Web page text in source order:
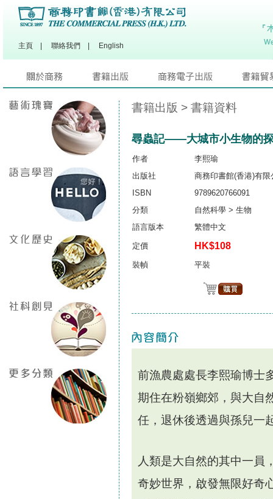
主頁 聯絡我們 English
書籍出版 > 書籍資料
尋蟲記——大城市小生物的
作者
李熙瑜
出版社
商務印書館(香港)有限
ISBN
9789620766091
分類
自然科學 > 生物
語言版本
繁體中文
定價 HK$108
裝幀 平裝
前漁農處處長李熙瑜博士
期住在粉嶺鄉郊，與大自
任，退休後透過與孫兒一
人類是大自然的其中一員
奇妙世界，啟發無限好奇